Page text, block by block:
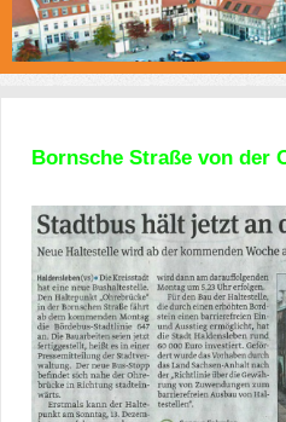
Bornsche Straße von der